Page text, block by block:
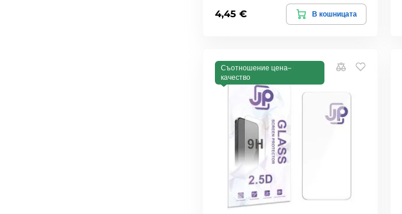
4,45 € В кошницата
Съотношение цена–
качество